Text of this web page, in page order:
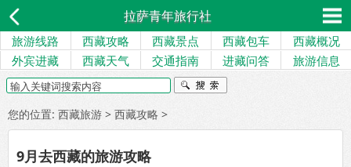
拉萨青年旅行社
旅游线路 西藏攻略 西藏景点 西藏包车
西藏概况
外宾进藏
西藏天气 交通指南 进藏问答 旅游信息
您的位置: 西藏旅游 > 西藏攻略 >
9月去西藏的旅游攻略